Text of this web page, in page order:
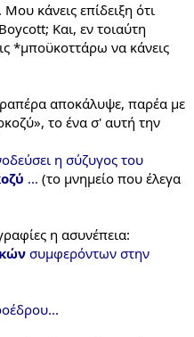
κάνεις επίδειξη ότι
Και, εν τοιαύτη
*μποϋκοττάρω να κάνεις
αποκάλυψε, παρέα με
το ένα σ' αυτή την
η σύζυγος του
... (το μνημείο που έλεγα
η ασυνέπεια:
συμφερόντων στην